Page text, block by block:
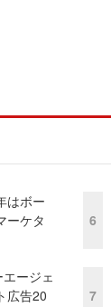
はボー
ーケタ
エージェ
広告20
6
7